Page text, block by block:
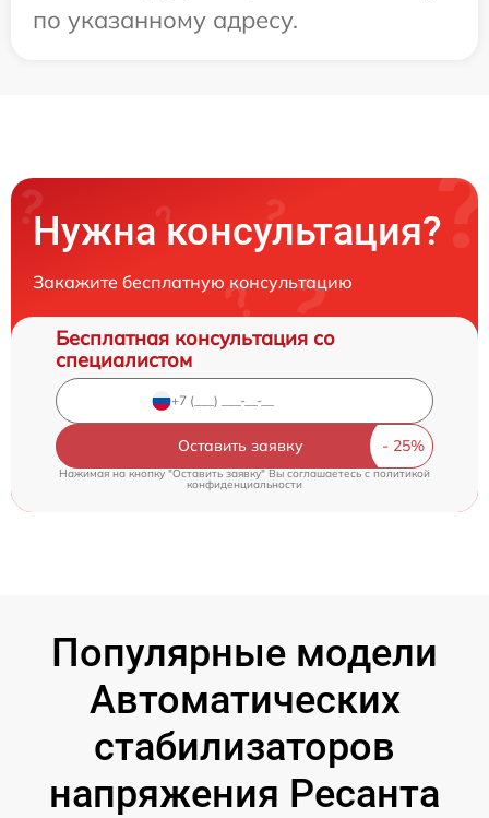
по указанному адресу.
Нужна консультация?
Закажите бесплатную консультацию
Бесплатная консультация со
специалистом
Оставить заявку
Нажимая на кнопку "Оставить заявку" Вы соглашаетесь cполитикой
конфиденциальности
Популярные модели
Автоматических
стабилизаторов
напряжения Ресанта